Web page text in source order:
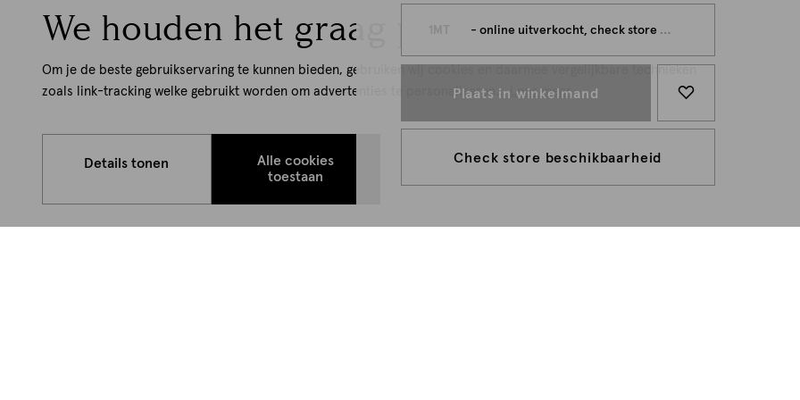
We houden het graag persoonlijk
Om je de beste gebruikservaring te kunnen bieden, gebruiken wij cookies en daarmee vergelijkbare technieken
zoals link-tracking welke gebruikt worden om advertenties te personaliseren... Lees meer
Details tonen
Alle cookies
toestaan
- online uitverkocht, check store beschikbaarheid
Plaats in winkelmand
Check store beschikbaarheid